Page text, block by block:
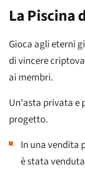
La Piscina
Gioca agli eterni
di vincere
ai membri.
Un'asta privata e
progetto.
In una vendita
è stata venduta